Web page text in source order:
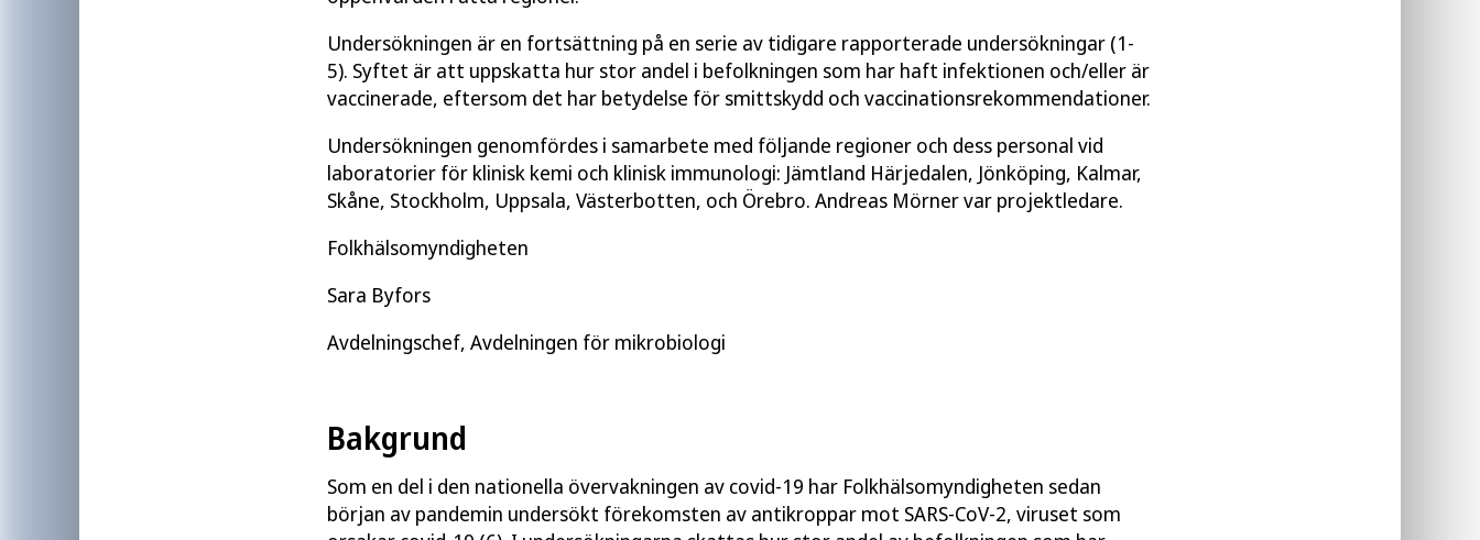
Undersökningen är en fortsättning på en serie av tidigare rapporterade undersökningar (1-
5). Syftet är att uppskatta hur stor andel i befolkningen som har haft infektionen och/eller är
vaccinerade, eftersom det har betydelse för smittskydd och vaccinationsrekommendationer.
Undersökningen genomfördes i samarbete med följande regioner och dess personal vid
laboratorier för klinisk kemi och klinisk immunologi: Jämtland Härjedalen, Jönköping, Kalmar,
Skåne, Stockholm, Uppsala, Västerbotten, och Örebro. Andreas Mörner var projektledare.
Folkhälsomyndigheten
Sara Byfors
Avdelningschef, Avdelningen för mikrobiologi
Bakgrund
Som en del i den nationella övervakningen av covid-19 har Folkhälsomyndigheten sedan
början av pandemin undersökt förekomsten av antikroppar mot SARS-CoV-2, viruset som